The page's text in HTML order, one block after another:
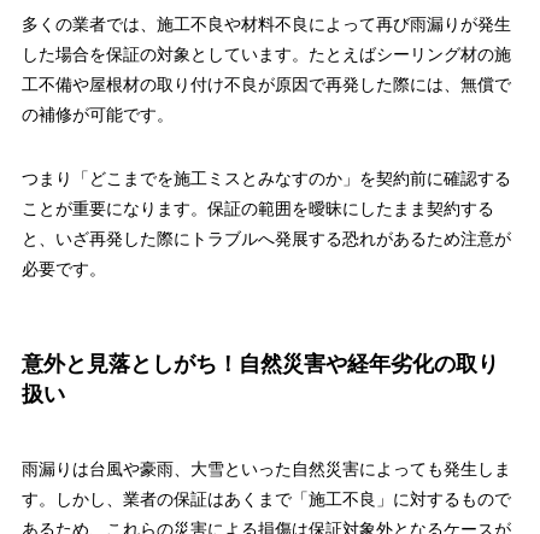
多くの業者では、施工不良や材料不良によって再び雨漏りが発生
した場合を保証の対象としています。たとえばシーリング材の施
工不備や屋根材の取り付け不良が原因で再発した際には、無償で
の補修が可能です。
つまり「どこまでを施工ミスとみなすのか」を契約前に確認する
ことが重要になります。保証の範囲を曖昧にしたまま契約する
と、いざ再発した際にトラブルへ発展する恐れがあるため注意が
必要です。
意外と見落としがち！自然災害や経年劣化の取り
扱い
雨漏りは台風や豪雨、大雪といった自然災害によっても発生しま
す。しかし、業者の保証はあくまで「施工不良」に対するもので
あるため、これらの災害による損傷は保証対象外となるケースが